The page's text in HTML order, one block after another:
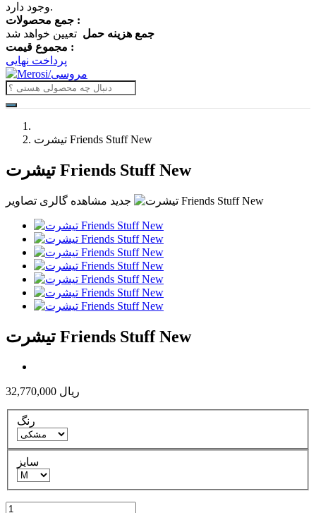
وجود دارد.
جمع محصولات :
جمع هزینه حمل تعیین خواهد شد
مجموع قیمت :
پرداخت نهایی
تیشرت Friends Stuff New
تیشرت Friends Stuff New
جدید مشاهده گالری تصاویر
تیشرت Friends Stuff New
32,770,000 ریال